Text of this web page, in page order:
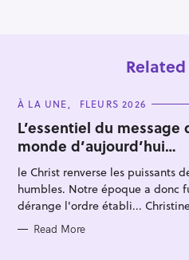
C
T
E
G
O
R
I
E
S
À LA UNE FLEURS 2026
L’essentiel du message
monde d’aujourd’hui…
le Christ renverse les puissants
humbles. Notre époque a donc
dérange l'ordre établi...
Read More